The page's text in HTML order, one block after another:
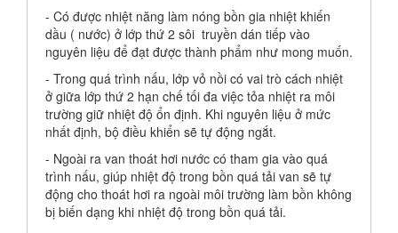
- Có được nhiệt năng làm nóng bồn gia nhiệt khiến
dầu ( nước) ở lớp thứ 2 sôi truyền dán tiếp vào
nguyên liệu để đạt được thành phẩm như mong muốn.
- Trong quá trình nấu, lớp vỏ nồi có vai trò cách nhiệt
ở giữa lớp thứ 2 hạn chế tối đa việc tỏa nhiệt ra môi
trường giữ nhiệt độ ổn định. Khi nguyên liệu ở mức
nhất định, bộ điều khiển sẽ tự động ngắt.
- Ngoài ra van thoát hơi nước có tham gia vào quá
trình nấu, giúp nhiệt độ trong bồn quá tải van sẽ tự
động cho thoát hơi ra ngoài môi trường làm bồn không
bị biến dạng khi nhiệt độ trong bồn quá tải.